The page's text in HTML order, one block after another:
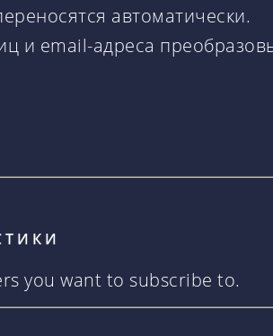
автоматически.
и email-адреса
you want to subscribe to.